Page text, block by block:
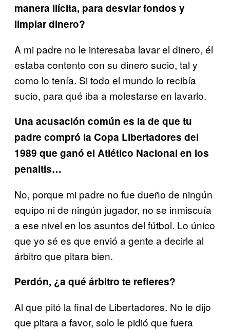
manera ilícita, para desviar fondos y
limpiar dinero?
A mi padre no le interesaba lavar el dinero, él
estaba contento con su dinero sucio, tal y
como lo tenía. Si todo el mundo lo recibía
sucio, para qué iba a molestarse en lavarlo.
Una acusación común es la de que tu
padre compró la Copa Libertadores del
1989 que ganó el Atlético Nacional en los
penaltis…
No, porque mi padre no fue dueño de ningún
equipo ni de ningún jugador, no se inmiscuía
a ese nivel en los asuntos del fútbol. Lo único
que yo sé es que envió a gente a decirle al
árbitro que pitara bien.
Perdón, ¿a qué árbitro te refieres?
Al que pitó la final de Libertadores. No le dijo
que pitara a favor, solo le pidió que fuera